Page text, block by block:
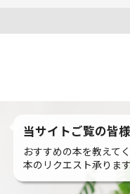
当サイトご覧の皆様
おすすめの本を教えてく
本のリクエスト承ります